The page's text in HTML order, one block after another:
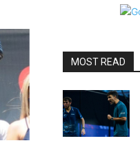
MOST READ